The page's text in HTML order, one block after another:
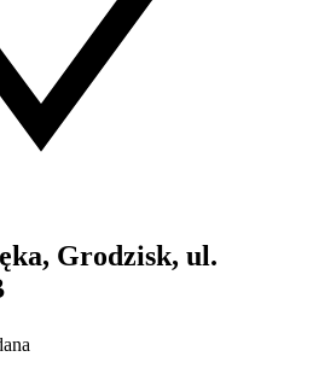
Grodzisk, ul.